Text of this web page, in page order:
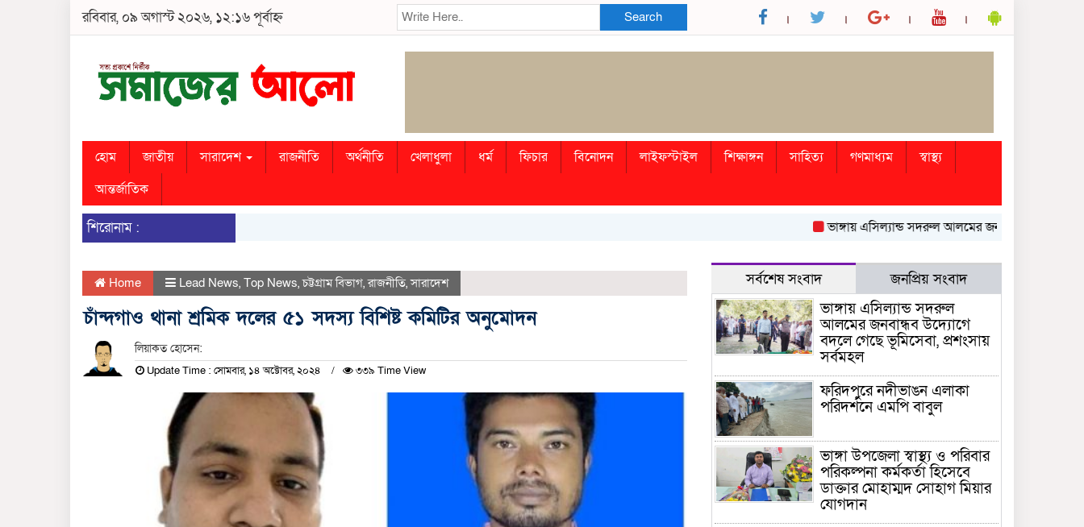
রবিবার, ০৯ অগাস্ট ২০২৬, ১২:১৬ পূর্বাহ্ন Search
হোম জাতীয় সারাদেশ রাজনীতি অর্থনীতি খেলাধুলা ধর্ম ফিচার বিনোদন লাইফস্টাইল শিক্ষাঙ্গন সাহিত্য গণমাধ্যম
স্বাস্থ্য
আন্তর্জাতিক
শিরোনাম : ভাঙ্গায় এসিল্যান্ড সদরুল আলমের জনবান্ধব উদ্যোগে বদলে
Home Lead News, Top News,চট্টগ্রাম বিভাগ,রাজনীতি,সারাদেশ
চাঁন্দগাও থানা শ্রমিক দলের ৫১ সদস্য বিশিষ্ট কমিটির অনুমোদন
লিয়াকত হোসেন:
Update Time : সোমবার, ১৪ অক্টোবর, ২০২৪ ৩৩৯ Time View
সর্বশেষ সংবাদ জনপ্রিয় সংবাদ
ভাঙ্গায় এসিল্যান্ড সদরুল
আলমের জনবান্ধব উদ্যোগে
বদলে গেছে ভূমিসেবা, প্রশংসায়
সর্বমহল
ফরিদপুরে নদীভাঙন এলাকা
পরিদর্শনে এমপি বাবুল
ভাঙ্গা উপজেলা স্বাস্থ্য ও পরিবার
পরিকল্পনা কর্মকর্তা হিসেবে
ডাক্তার মোহাম্মদ সোহাগ মিয়ার
যোগদান